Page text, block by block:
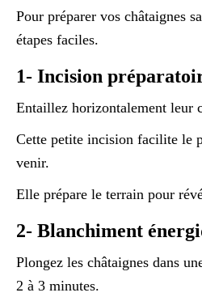
Pour préparer vos châtaignes
étapes faciles.
1- Incision
Entaillez horizontalement leur
Cette petite incision facilite le
venir.
Elle prépare le terrain pour
2- Blanchiment
Plongez les châtaignes dans
2 à 3 minutes.